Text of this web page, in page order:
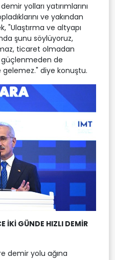
yolları yatırımlarını
ve yakından
"Ulaştırma ve altyapı
şunu söylüyoruz,
ticaret olmadan
de
gelemez." diye konuştu.
İKİ GÜNDE HIZLI DEMİR
demir yolu ağına